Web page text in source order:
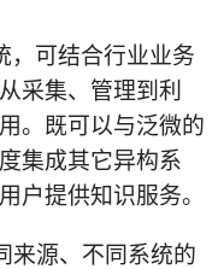
，可结合行业业务
采集、管理到利
。既可以与泛微的
集成其它异构系
户提供知识服务。
来源、不同系统的